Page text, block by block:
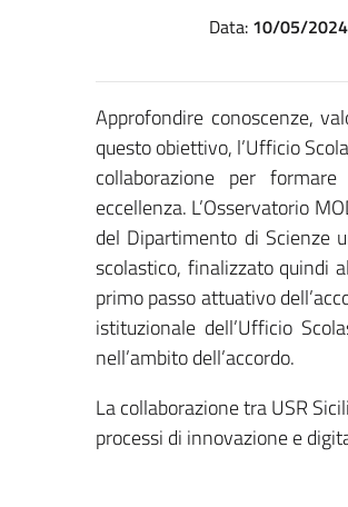
Data: 10/05/2024
Approfondire conoscenze,
questo obiettivo, l’Ufficio
collaborazione per
eccellenza. L’Osservatorio
del Dipartimento di Scienze
scolastico, finalizzato quindi
primo passo attuativo
istituzionale dell’Ufficio
nell’ambito dell’accordo.
La collaborazione tra USR
processi di innovazione e